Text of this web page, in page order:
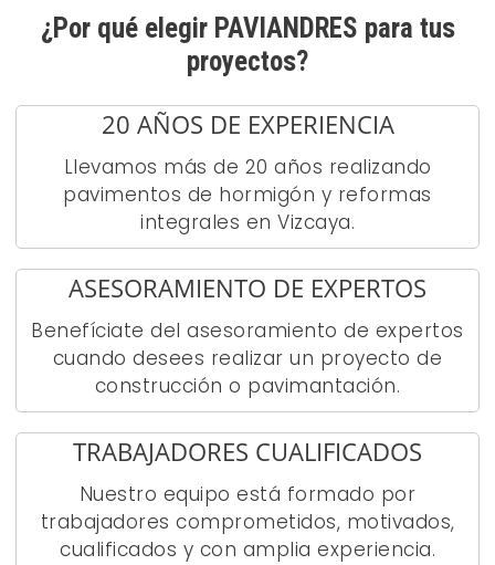
¿Por qué elegir PAVIANDRES para tus
proyectos?
20 AÑOS DE EXPERIENCIA
Llevamos más de 20 años realizando
pavimentos de hormigón y reformas
integrales en Vizcaya.
ASESORAMIENTO DE EXPERTOS
Benefíciate del asesoramiento de expertos
cuando desees realizar un proyecto de
construcción o pavimantación.
TRABAJADORES CUALIFICADOS
Nuestro equipo está formado por
trabajadores comprometidos, motivados,
cualificados y con amplia experiencia.